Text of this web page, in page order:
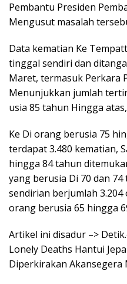
Pembantu Presiden
Mengusut masalah
Data kematian Ke
tinggal sendiri dan
Maret, termasuk Perkara
Menunjukkan jumlah
usia 85 tahun Hingga
Ke Di orang berusia 75
terdapat 3.480 kematian,
hingga 84 tahun
yang berusia Di 70 dan
sendirian berjumlah
orang berusia 65 hingga
Artikel ini disadur –>
Lonely Deaths Hantui
Diperkirakan Akansegera